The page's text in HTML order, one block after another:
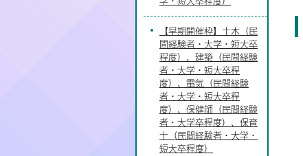
【早期開催枠】土木（民
間経験者・大学・短大卒
程度）、建築（民間経験
者・大学・短大卒程
度）、電気（民間経験
者・大学・短大卒程
度）、保健師（民間経験
者・大学卒程度）、保育
士（民間経験者・大学・
短大卒程度）